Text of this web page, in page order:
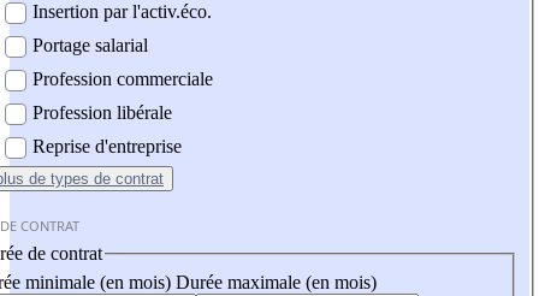
Insertion par l'activ.éco.
Portage salarial
Profession commerciale
Profession libérale
Reprise d'entreprise
de types de contrat
CONTRAT
de contrat
minimale (en mois) Durée maximale (en mois)